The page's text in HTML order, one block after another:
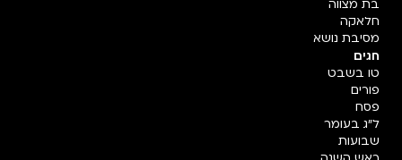
בת מצווה
חלאקה
מסיבת נושא
חגים
טו בשבט
פורים
פסח
ל"ג בעומר
שבועות